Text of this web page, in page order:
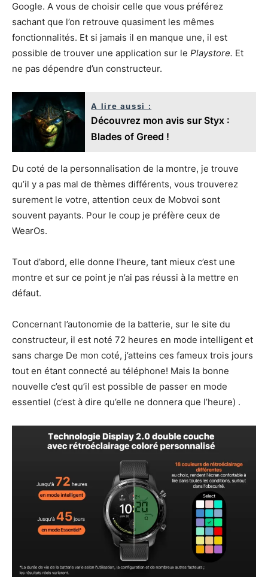
Google. A vous de choisir celle que vous préférez
sachant que l’on retrouve quasiment les mêmes
fonctionnalités. Et si jamais il en manque une, il est
possible de trouver une application sur le Playstore. Et
ne pas dépendre d’un constructeur.
A lire aussi :
Découvrez mon avis sur Styx :
Blades of Greed !
Du coté de la personnalisation de la montre, je trouve
qu’il y a pas mal de thèmes différents, vous trouverez
surement le votre, attention ceux de Mobvoi sont
souvent payants. Pour le coup je préfère ceux de
WearOs.
Tout d’abord, elle donne l’heure, tant mieux c’est une
montre et sur ce point je n’ai pas réussi à la mettre en
défaut.
Concernant l’autonomie de la batterie, sur le site du
constructeur, il est noté 72 heures en mode intelligent et
sans charge De mon coté, j’atteins ces fameux trois jours
tout en étant connecté au téléphone! Mais la bonne
nouvelle c’est qu’il est possible de passer en mode
essentiel (c’est à dire qu’elle ne donnera que l’heure) .